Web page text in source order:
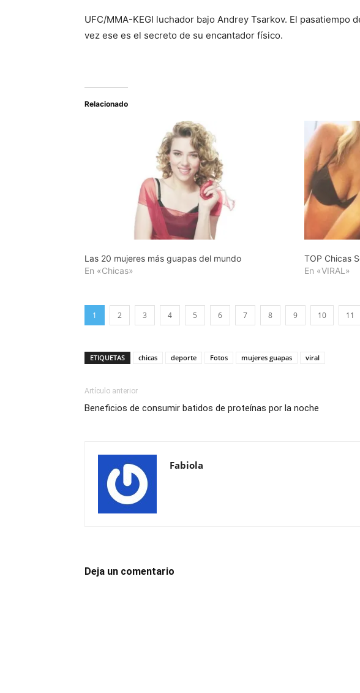
UFC/MMA-KEGI luchador bajo Andrey Tsarkov. El pasatiempo
vez ese es el secreto de su encantador físico.
Relacionado
Las 20 mujeres más guapas del mundo
En «Chicas»
TOP Chicas
En «VIRAL»
1 2 3 4 5 6 7 8 9 10 11
ETIQUETAS chicas deporte Fotos mujeres guapas viral
Artículo anterior
Beneficios de consumir batidos de proteínas por la noche
Fabiola
Deja un comentario